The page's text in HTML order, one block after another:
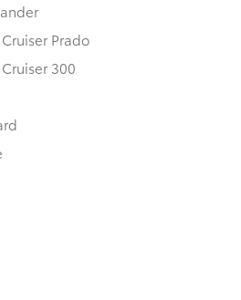
Prado
300